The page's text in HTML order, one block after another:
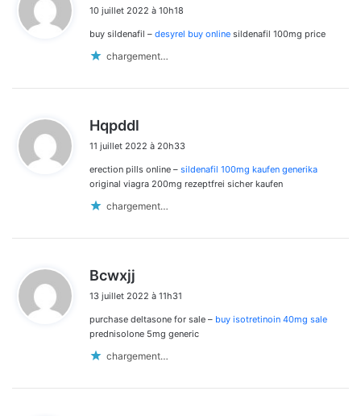
t
10 juillet 2022 à 10h18
buy sildenafil – desyrel buy online sildenafil 100mg price
chargement…
Hqpddl
t
:
11 juillet 2022 à 20h33
erection pills online – sildenafil 100mg kaufen generika
original viagra 200mg rezeptfrei sicher kaufen
chargement…
Bcwxjj
t
:
13 juillet 2022 à 11h31
purchase deltasone for sale – buy isotretinoin 40mg sale
prednisolone 5mg generic
chargement…